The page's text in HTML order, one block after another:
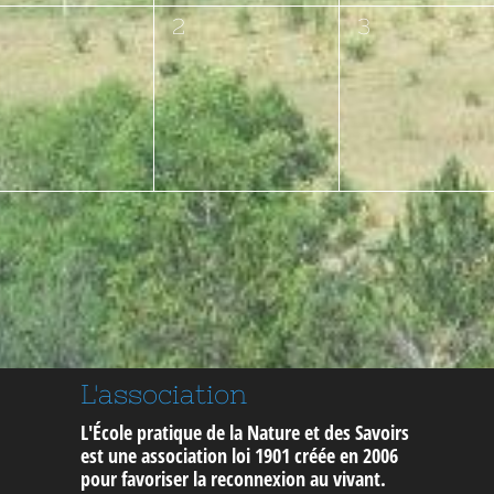
0
évènement,
2
0
évènement,
3
L'association
L'École pratique de la Nature et des Savoirs
est une association loi 1901 créée en 2006
pourfavoriser la reconnexion au vivant.